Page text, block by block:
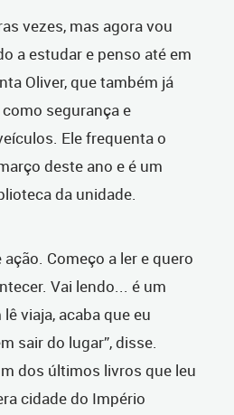
vezes, mas agora vou
a estudar e penso até em
Oliver, que também já
segurança e
Ele frequenta o
deste ano e é um
da unidade.
Começo a ler e quero
Vai lendo... é um
viaja, acaba que eu
sair do lugar”, disse.
dos últimos livros que leu
cidade do Império